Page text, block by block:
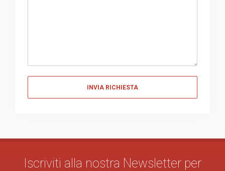
Iscriviti alla nostra Newsletter per